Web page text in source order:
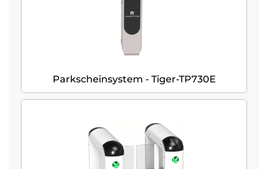
Parkscheinsystem - Tiger-TP730E